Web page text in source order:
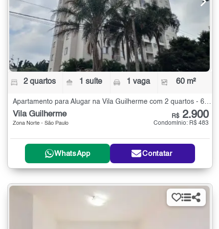
2 quartos 1 suíte 1 vaga 60 m²
Apartamento para Alugar na Vila Guilherme com 2 quartos - 60 m²
Vila Guilherme
Zona Norte - São Paulo
R$ 2.900
Condomínio: R$ 483
WhatsApp Contatar